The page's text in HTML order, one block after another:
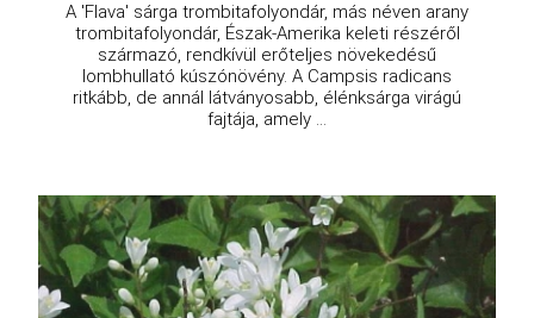
A 'Flava' sárga trombitafolyondár, más néven arany
trombitafolyondár, Észak-Amerika keleti részéről
származó, rendkívül erőteljes növekedésű
lombhullató kúszónövény. A Campsis radicans
ritkább, de annál látványosabb, élénksárga virágú
fajtája, amely ...